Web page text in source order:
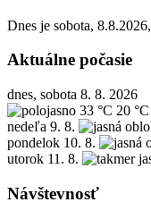
Dnes je sobota, 8.8.2026,
Aktuálne počasie
dnes, sobota 8. 8. 2026
33 °C 20 °C
nedeľa 9. 8.
pondelok 10. 8.
utorok 11. 8.
Návštevnosť